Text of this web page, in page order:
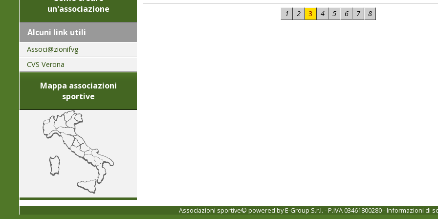
un'associazione
Alcuni link utili
Associ@zionifvg
CVS Verona
Mappa associazioni
sportive
1 2 3 4 5 6 7 8
Associazioni sportive© powered byE-Group S.r.l. - P.IVA 03461800280-Informazioni di